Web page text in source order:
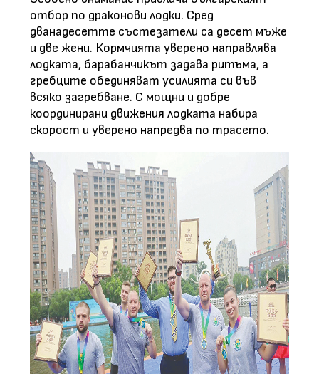
отбор по драконови лодки. Сред
дванадесетте състезатели са десет мъже
и две жени. Кормчията уверено направлява
лодката, барабанчикът задава ритъма, а
гребците обединяват усилията си във
всяко загребване. С мощни и добре
координирани движения лодката набира
скорост и уверено напредва по трасето.